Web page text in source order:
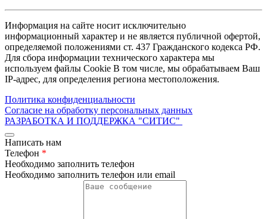
Информация на сайте носит исключительно
информационный характер и не является публичной офертой,
определяемой положениями ст. 437 Гражданского кодекса РФ.
Для сбора информации технического характера мы
используем файлы Cookie В том числе, мы обрабатываем Ваш
IP-адрес, для определения региона местоположения.
Политика конфиденциальности
Согласие на обработку персональных данных
РАЗРАБОТКА И ПОДДЕРЖКА "СИТИС"
Написать нам
Телефон *
Необходимо заполнить телефон
Необходимо заполнить телефон или email